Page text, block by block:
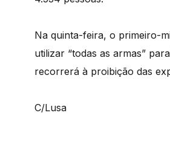
Na quinta-feira, o primeiro-
utilizar “todas as armas”
recorrerá à proibição das
C/Lusa